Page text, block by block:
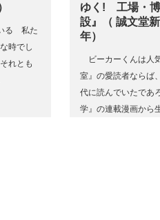
る 私た
時でし
れとも
ゆく! 工場・
設』（ 誠文堂
年）
ビーカーくんは人
室』の愛読者ならば
代に読んでいたであ
学』の連載漫画から